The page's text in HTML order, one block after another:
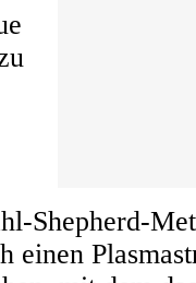
Shepherd-
einen